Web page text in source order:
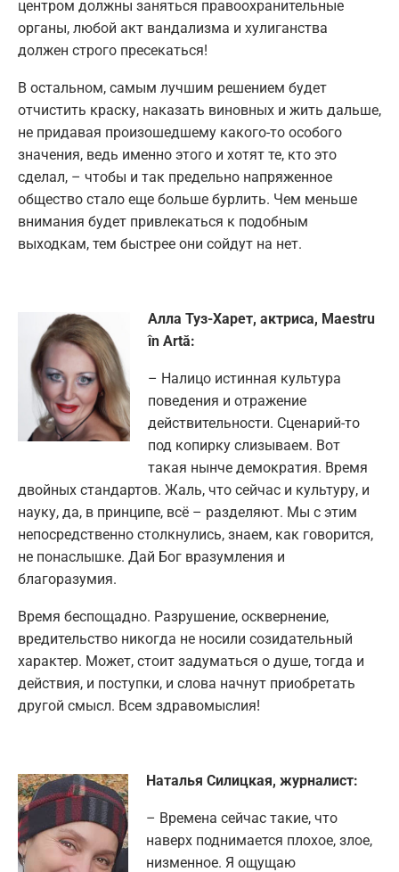
центром должны заняться правоохранительные
органы, любой акт вандализма и хулиганства
должен строго пресекаться!
В остальном, самым лучшим решением будет
отчистить краску, наказать виновных и жить дальше,
не придавая произошедшему какого-то особого
значения, ведь именно этого и хотят те, кто это
сделал, – чтобы и так предельно напряженное
общество стало еще больше бурлить. Чем меньше
внимания будет привлекаться к подобным
выходкам, тем быстрее они сойдут на нет.
Алла Туз-Харет, актриса, Maestru
în Artă:
– Налицо истинная культура
поведения и отражение
действительности. Сценарий-то
под копирку слизываем. Вот
такая нынче демократия. Время
двойных стандартов. Жаль, что сейчас и культуру, и
науку, да, в принципе, всё – разделяют. Мы с этим
непосредственно столкнулись, знаем, как говорится,
не понаслышке. Дай Бог вразумления и
благоразумия.
Время беспощадно. Разрушение, осквернение,
вредительство никогда не носили созидательный
характер. Может, стоит задуматься о душе, тогда и
действия, и поступки, и слова начнут приобретать
другой смысл. Всем здравомыслия!
Наталья Силицкая, журналист:
– Времена сейчас такие, что
наверх поднимается плохое, злое,
низменное. Я ощущаю